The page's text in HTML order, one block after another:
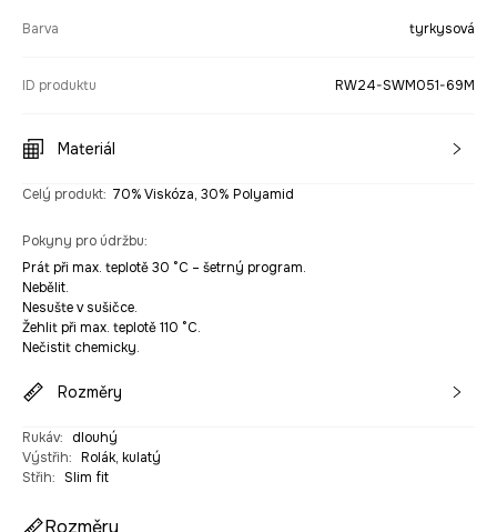
Barva tyrkysová
ID produktu RW24-SWM051-69M
Materiál
Celý produkt: 70% Viskóza, 30% Polyamid
Pokyny pro údržbu:
Prát při max. teplotě 30 °C – šetrný program.
Nebělit.
Nesušte v sušičce.
Žehlit při max. teplotě 110 °C.
Nečistit chemicky.
Rozměry
Rukáv:
dlouhý
Výstřih: Rolák, kulatý
Střih: Slim fit
Rozměry